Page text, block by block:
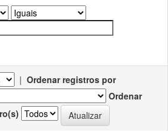
| Ordenar registros por
Ordenar